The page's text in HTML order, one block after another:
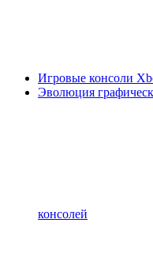
Игровые консоли
Эволюция
консолей